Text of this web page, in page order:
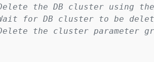
the DB cluster using
for DB cluster to be
the cluster parameter